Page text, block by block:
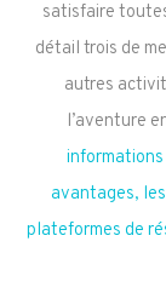
satisfaire
détail trois de
autres
l’aventure
avantages,
plateformes de